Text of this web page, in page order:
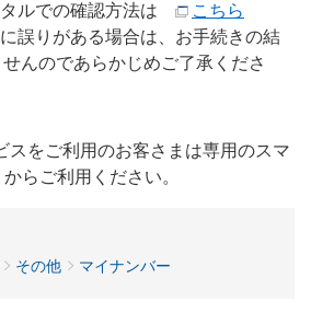
ルでの確認方法は
こちら
誤りがある場合は、お手続きの結
んのであらかじめご了承くださ
スをご利用のお客さまは専用のスマ
らご利用ください。
その他 マイナンバー